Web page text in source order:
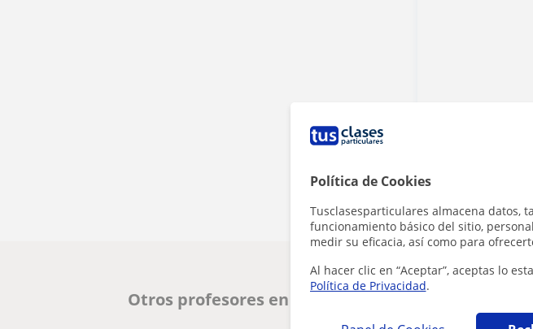
Política de Cookies
Tusclasesparticulares almacena datos,
funcionamiento básico del sitio,
medir su eficacia, así como para
Al hacer clic en “Aceptar”, aceptas lo
Política de Privacidad.
Otros profesores en Villanueva de la Cañada que